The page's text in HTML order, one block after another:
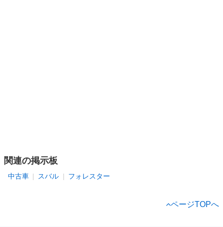
関連の掲示板
中古車 スバル フォレスター
ページTOPへ